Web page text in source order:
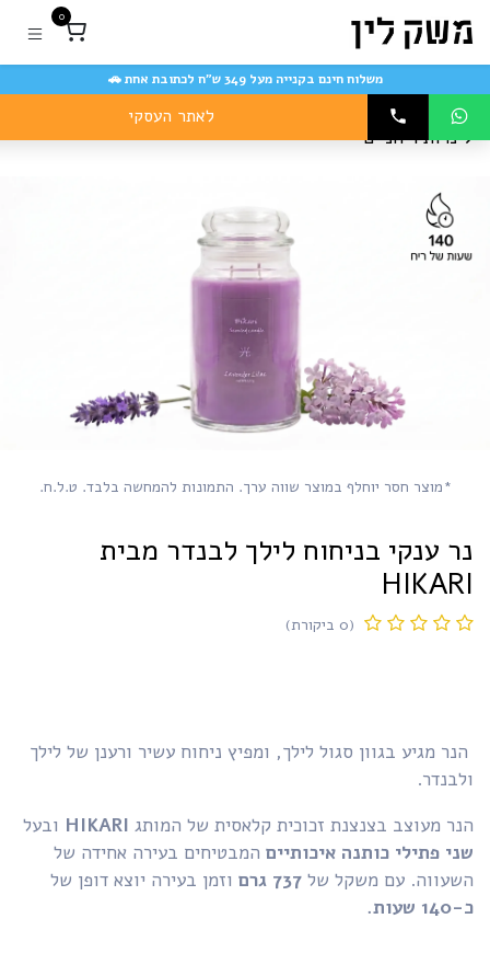
משלוח חינם בקנייה מעל 349 ש״ח לכתובת אחת 🚗
נרות ריחניים
*מוצר חסר יוחלף במוצר שווה ערך. התמונות להמחשה בלבד. ט.ל.ח.
ענקי בניחוח לילך לבנדר מבית
(0 ביקורת)
מגיע בגוון סגול לילך, ומפיץ ניחוח עשיר ורענן של לילך
מעוצב בצנצנת זכוכית קלאסית של המותגHIKARI ובעל
פתילי כותנה איכותייםהמבטיחים בעירה אחידה של
עם משקל של737 גרם
וזמן בעירה יוצא דופן של
לאתר העסקי